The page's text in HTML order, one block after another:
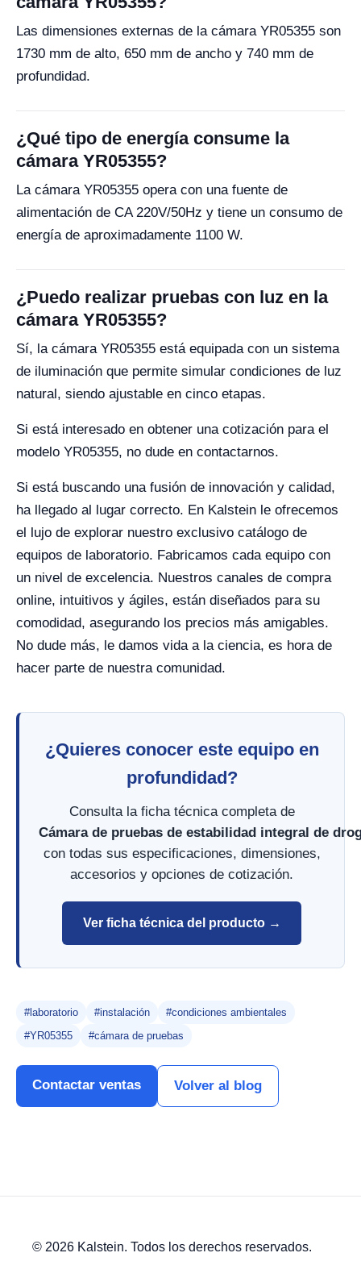
Las dimensiones externas de la cámara YR05355 son
1730 mm de alto, 650 mm de ancho y 740 mm de
profundidad.
¿Qué tipo de energía consume la
cámara YR05355?
La cámara YR05355 opera con una fuente de
alimentación de CA 220V/50Hz y tiene un consumo de
energía de aproximadamente 1100 W.
¿Puedo realizar pruebas con luz en la
cámara YR05355?
Sí, la cámara YR05355 está equipada con un sistema
de iluminación que permite simular condiciones de luz
natural, siendo ajustable en cinco etapas.
Si está interesado en obtener una cotización para el
modelo YR05355, no dude en contactarnos.
Si está buscando una fusión de innovación y calidad,
ha llegado al lugar correcto. En Kalstein le ofrecemos
el lujo de explorar nuestro exclusivo catálogo de
equipos de laboratorio. Fabricamos cada equipo con
un nivel de excelencia. Nuestros canales de compra
online, intuitivos y ágiles, están diseñados para su
comodidad, asegurando los precios más amigables.
No dude más, le damos vida a la ciencia, es hora de
hacer parte de nuestra comunidad.
¿Quieres conocer este equipo en
profundidad?
Consulta la ficha técnica completa de
Cámara de pruebas de estabilidad integral de
con todas sus especificaciones, dimensiones,
accesorios y opciones de cotización.
Ver ficha técnica del producto →
#laboratorio #instalación
#condiciones ambientales
#YR05355
#cámara de pruebas
Contactar ventas Volver al blog
© 2026 Kalstein. Todos los derechos reservados.